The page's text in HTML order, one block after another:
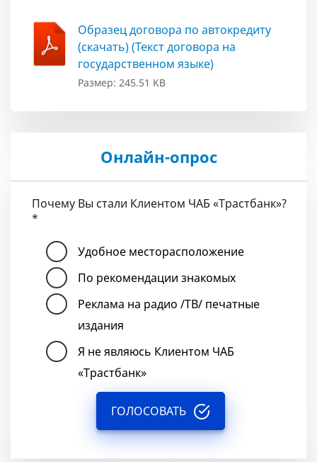
Образец договора по автокредиту
(скачать) (Текст договора на
государственном языке)
Размер: 245.51 KB
Онлайн-опрос
Почему Вы стали Клиентом ЧАБ «Трастбанк»?
*
Удобное месторасположение
По рекомендации знакомых
Реклама на радио /ТВ/ печатные
издания
Я не являюсь Клиентом ЧАБ
«Трастбанк»
ГОЛОСОВАТЬ